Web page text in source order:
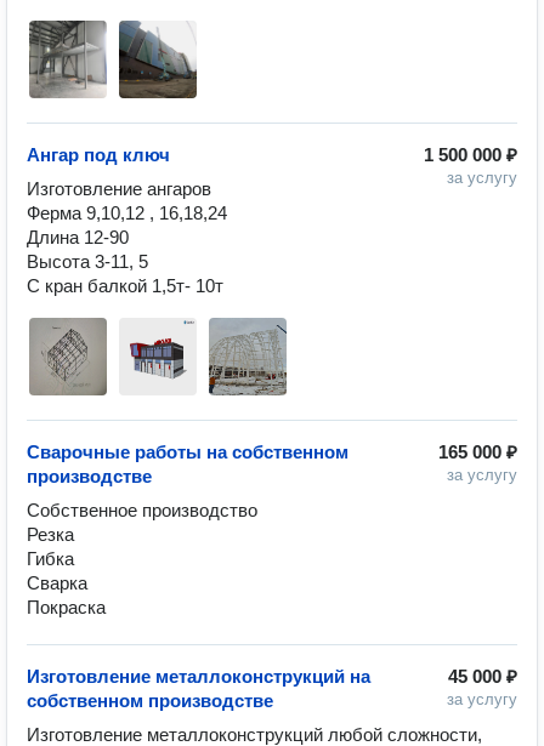
1 500 000 ₽
за услугу
Ангар под ключ
Изготовление ангаров
Ферма 9,10,12 , 16,18,24
Длина 12-90
Высота 3-11, 5
С кран балкой 1,5т- 10т
165 000 ₽
за услугу
Сварочные работы на собственном
производстве
Собственное производство
Резка
Гибка
Сварка
Покраска
45 000 ₽
за услугу
Изготовление металлоконструкций на
собственном производстве
Изготовление металлоконструкций любой сложности,